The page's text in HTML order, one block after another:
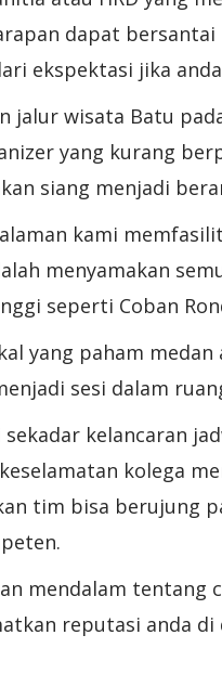
dapat
ekspektasi jika
jalur wisata Batu
yang kurang
siang menjadi
kami
menyamakan
seperti Coban
yang paham
sesi dalam
sekadar kelancaran
kolega
tim bisa berujung
mendalam tentang
reputasi anda